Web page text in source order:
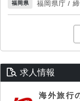
福岡県 福岡県庁 /
求人情報
海外旅行